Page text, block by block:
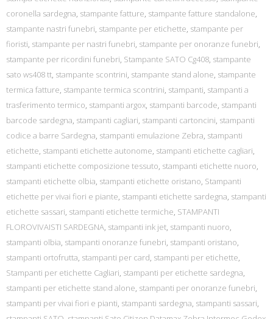
coronella sardegna, stampante fatture, stampante fatture standalone,
stampante nastri funebri, stampante per etichette, stampante per
fioristi, stampante per nastri funebri, stampante per onoranze funebri,
stampante per ricordini funebri, Stampante SATO Cg408, stampante
sato ws408 tt, stampante scontrini, stampante stand alone, stampante
termica fatture, stampante termica scontrini, stampanti, stampanti a
trasferimento termico, stampanti argox, stampanti barcode, stampanti
barcode sardegna, stampanti cagliari, stampanti cartoncini, stampanti
codice a barre Sardegna, stampanti emulazione Zebra, stampanti
etichette, stampanti etichette autonome, stampanti etichette cagliari,
stampanti etichette composizione tessuto, stampanti etichette nuoro,
stampanti etichette olbia, stampanti etichette oristano, Stampanti
etichette per vivai fiori e piante, stampanti etichette sardegna, stampanti
etichette sassari, stampanti etichette termiche, STAMPANTI
FLOROVIVAISTI SARDEGNA, stampanti ink jet, stampanti nuoro,
stampanti olbia, stampanti onoranze funebri, stampanti oristano,
stampanti ortofrutta, stampanti per card, stampanti per etichette,
Stampanti per etichette Cagliari, stampanti per etichette sardegna,
stampanti per etichette stand alone, stampanti per onoranze funebri,
stampanti per vivai fiori e pianti, stampanti sardegna, stampanti sassari,